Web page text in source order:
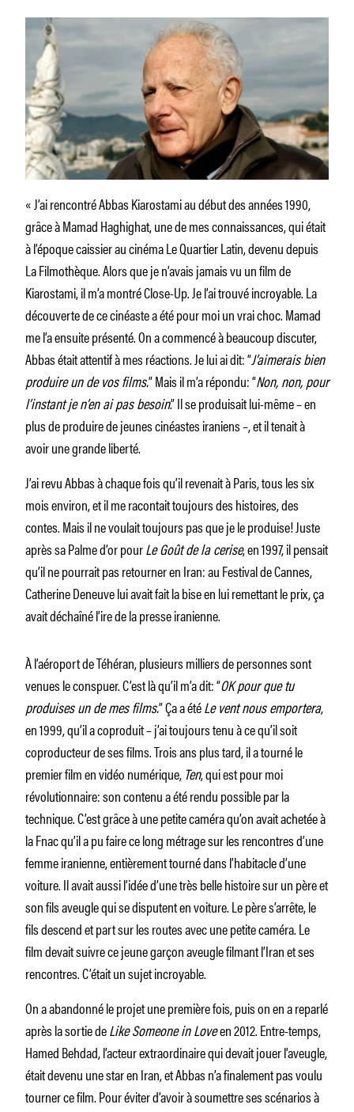
« J’ai rencontré Abbas Kiarostami au début des années 1990,
grâce à Mamad Haghighat, une de mes connaissances, qui était
à l’époque caissier au cinéma Le Quartier Latin, devenu depuis
La Filmothèque. Alors que je n’avais jamais vu un film de
Kiarostami, il m’a montré Close-Up. Je l’ai trouvé incroyable. La
découverte de ce cinéaste a été pour moi un vrai choc. Mamad
me l’a ensuite présenté. On a commencé à beaucoup discuter,
Abbas était attentif à mes réactions. Je lui ai dit: “J’aimerais bien
produire un de vos films.” Mais il m’a répondu: “Non, non, pour
l’instant je n’en ai pas besoin.” Il se produisait lui-même – en
plus de produire de jeunes cinéastes iraniens –, et il tenait à
avoir une grande liberté.
J’ai revu Abbas à chaque fois qu’il revenait à Paris, tous les six
mois environ, et il me racontait toujours des histoires, des
contes. Mais il ne voulait toujours pas que je le produise! Juste
après sa Palme d’or pourLe Goût de la cerise, en 1997, il pensait
qu’il ne pourrait pas retourner en Iran: au Festival de Cannes,
Catherine Deneuve lui avait fait la bise en lui remettant le prix, ça
avait déchaîné l’ire de la presse iranienne.
À l’aéroport de Téhéran, plusieurs milliers de personnes sont
venues le conspuer. C’est là qu’il m’a dit: “OK pour que tu
produises un de mes films.” Ça a étéLe vent nous emportera,
en 1999, qu’il a coproduit – j’ai toujours tenu à ce qu’il soit
coproducteur de ses films. Trois ans plus tard, il a tourné le
premier film en vidéo numérique, Ten, qui est pour moi
révolutionnaire: son contenu a été rendu possible par la
technique. C’est grâce à une petite caméra qu’on avait achetée à
la Fnac qu’il a pu faire ce long métrage sur les rencontres d’une
femme iranienne, entièrement tourné dans l’habitacle d’une
voiture. Il avait aussi l’idée d’une très belle histoire sur un père et
son fils aveugle qui se disputent en voiture. Le père s’arrête, le
fils descend et part sur les routes avec une petite caméra. Le
film devait suivre ce jeune garçon aveugle filmant l’Iran et ses
rencontres. C’était un sujet incroyable.
On a abandonné le projet une première fois, puis on en a reparlé
après la sortie deLike Someone in Loveen 2012. Entre-temps,
Hamed Behdad, l’acteur extraordinaire qui devait jouer l’aveugle,
était devenu une star en Iran, et Abbas n’a finalement pas voulu
tourner ce film. Pour éviter d’avoir à soumettre ses scénarios à